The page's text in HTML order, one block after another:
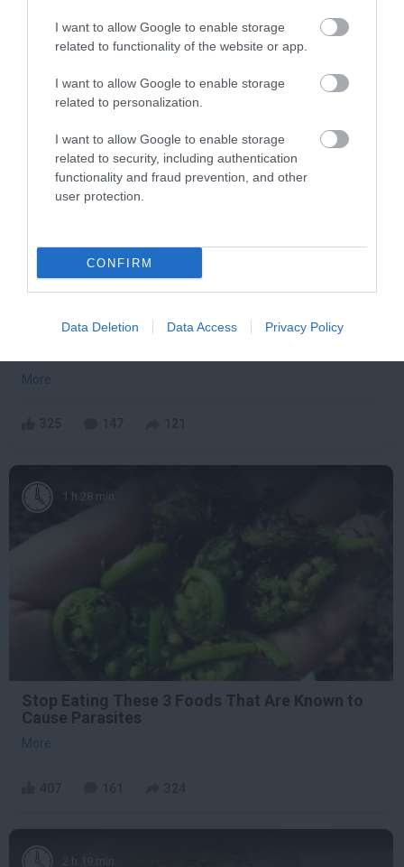
I want to allow Google to enable storage
related to functionality of the website or app.
I want to allow Google to enable storage
related to personalization.
I want to allow Google to enable storage
related to security, including authentication
functionality and fraud prevention, and other
user protection.
CONFIRM
Data Deletion Data Access Privacy Policy
Fungus Dries Up And Falls Off After The First
More
1 h 28 min
Stop Eating These 3 Foods That Are Known to
Cause Parasites
More